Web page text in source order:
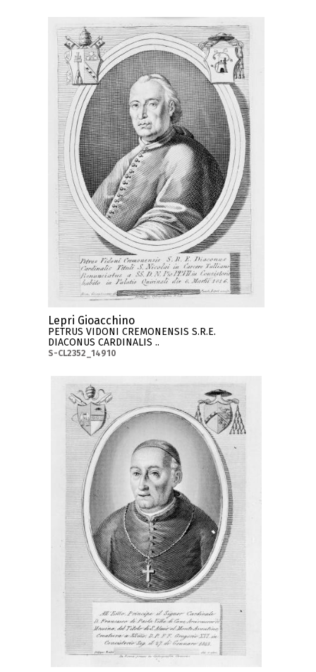
Lepri Gioacchino
PETRUS VIDONI CREMONENSIS S.R.E.
DIACONUS CARDINALIS ..
S-CL2352_14910